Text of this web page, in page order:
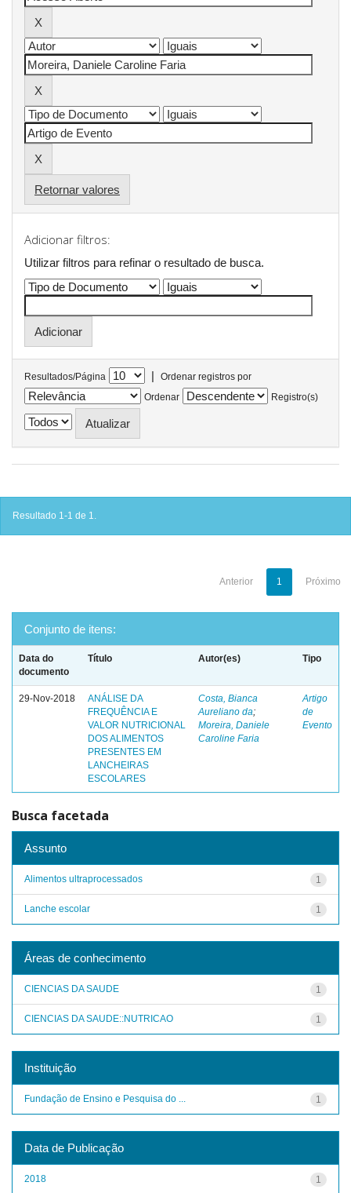
Retornar valores
Adicionar filtros:
Utilizar filtros para refinar o resultado de busca.
Resultados/Página |
Ordenar registros por
Ordenar
Registro(s)
Resultado 1-1 de 1.
Anterior 1 Próximo
Conjunto de itens:
Data do
documento
Título Autor(es) Tipo
29-Nov-2018
ANÁLISE DA
FREQUÊNCIA E
VALOR NUTRICIONAL
DOS ALIMENTOS
PRESENTES EM
LANCHEIRAS
ESCOLARES
Costa, Bianca
Aureliano da;
Moreira, Daniele
Caroline Faria
Artigo
de
Evento
Busca facetada
Assunto
1
Alimentos ultraprocessados
1
Lanche escolar
Áreas de conhecimento
1
CIENCIAS DA SAUDE
1
CIENCIAS DA SAUDE::NUTRICAO
Instituição
1
Fundação de Ensino e Pesquisa do ...
Data de Publicação
1
2018